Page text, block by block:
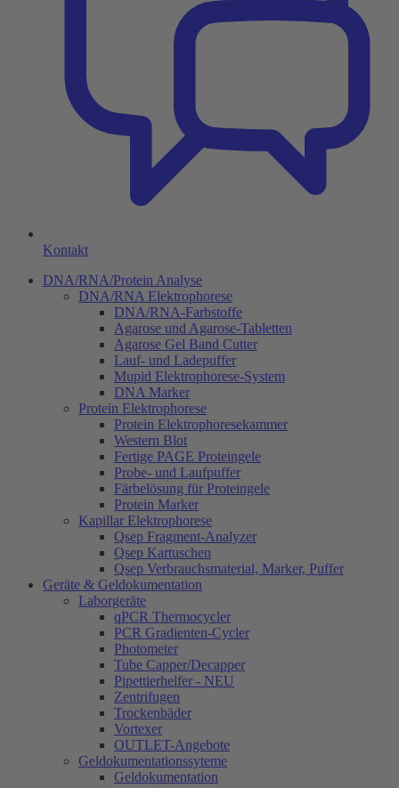
Kontakt
DNA/RNA/Protein Analyse
DNA/RNA Elektrophorese
DNA/RNA-Farbstoffe
Agarose und Agarose-Tabletten
Agarose Gel Band Cutter
Lauf- und Ladepuffer
Mupid Elektrophorese-System
DNA Marker
Protein Elektrophorese
Protein Elektrophoresekammer
Western Blot
Fertige PAGE Proteingele
Probe- und Laufpuffer
Färbelösung für Proteingele
Protein Marker
Kapillar Elektrophorese
Qsep Fragment-Analyzer
Qsep Kartuschen
Qsep Verbrauchsmaterial, Marker, Puffer
Geräte & Geldokumentation
Laborgeräte
qPCR Thermocycler
PCR Gradienten-Cycler
Photometer
Tube Capper/Decapper
Pipettierhelfer - NEU
Zentrifugen
Trockenbäder
Vortexer
OUTLET-Angebote
Geldokumentationssyteme
Geldokumentation